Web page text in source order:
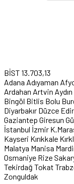
BİST13.703,13
Adana Adıyaman
Ardahan Artvin Aydın
Bingöl Bitlis Bolu
Diyarbakır Düzce
Gaziantep Giresun
İstanbul İzmir
Kayseri Kırıkkale
Malatya Manisa
Osmaniye Rize
Tekirdağ Tokat
Zonguldak